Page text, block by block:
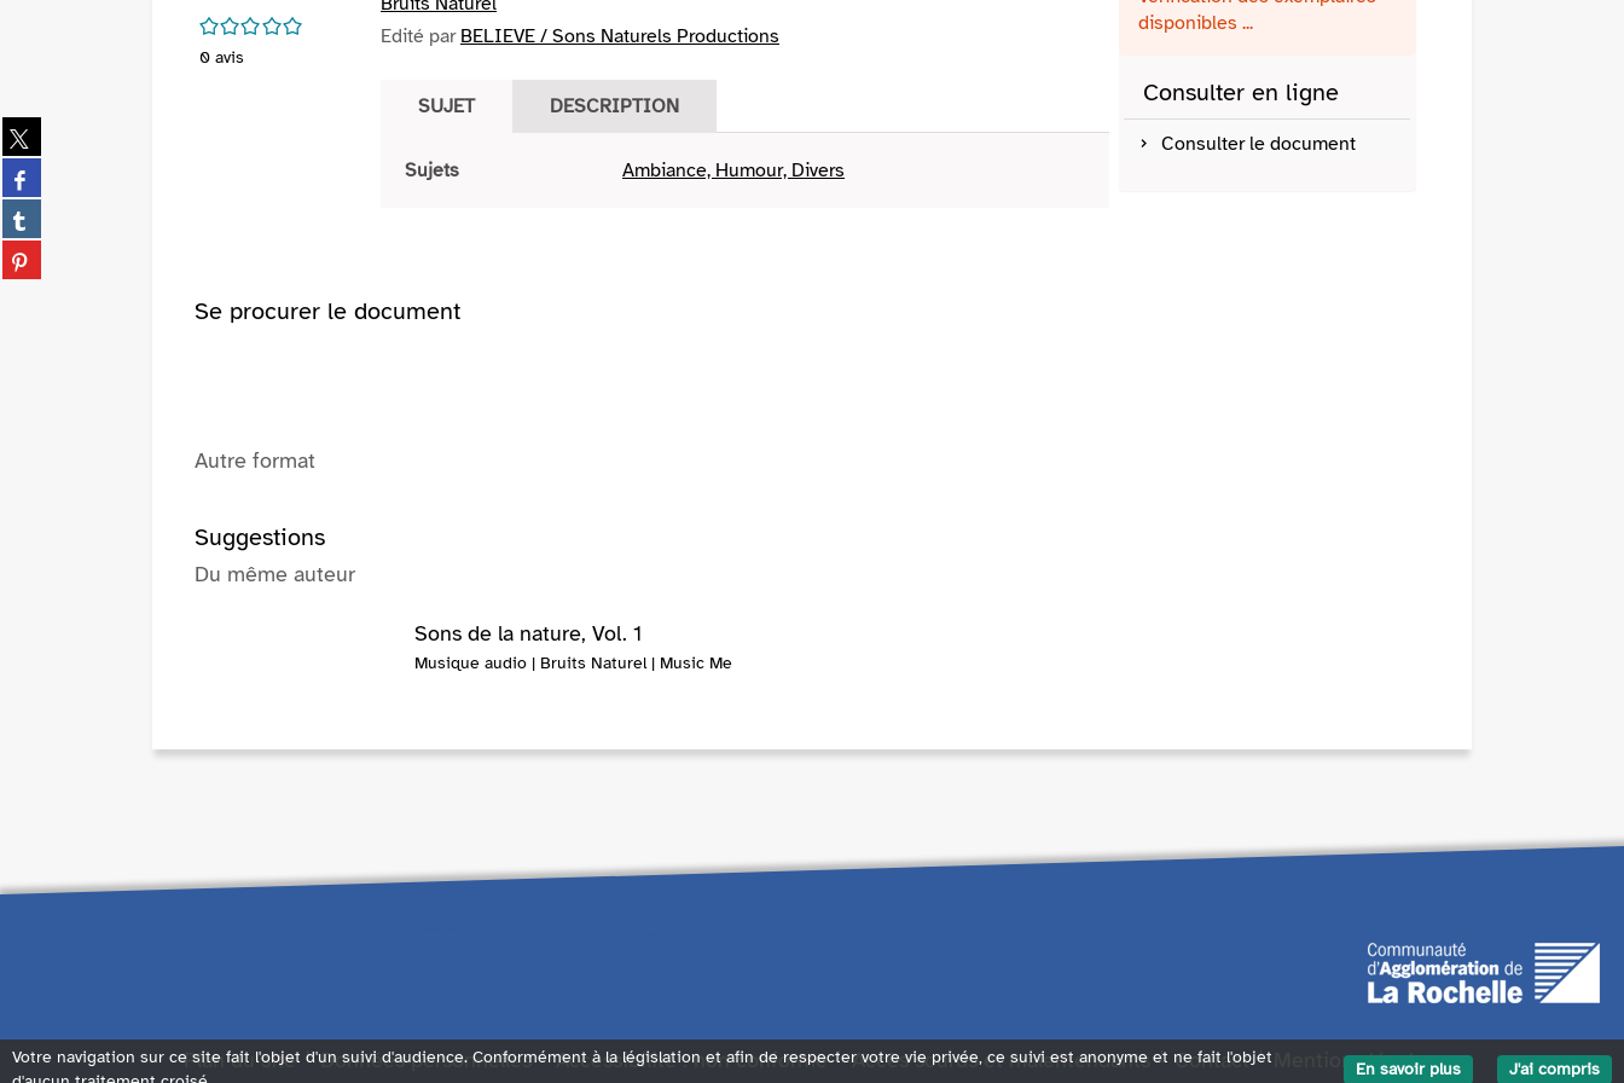
Partager
sur
twitter
(Nouvelle
fenêtre)
Partager
sur
facebook
(Nouvelle
fenêtre)
Partager
sur
tumblr
Partager
sur
/5
0 avis
Edité par BELIEVE / Sons Naturels Productions
SUJET DESCRIPTION
Sujets Ambiance, Humour, Divers
disponibles ...
Consulter en ligne
Consulter le document
Se procurer le document
Autre format
Suggestions
Du même auteur
Sons de la nature, Vol. 1
Musique audio | Bruits Naturel | Music Me
Plan du site Données personnelles Accessibilité : non conforme Accès sourds et malentendants Contact Mentions légales
Votre navigation sur ce site fait l'objet d'un suivi d'audience. Conformément à la législation et afin de respecter votre vie privée, ce suivi est anonyme et ne fait l'objet
En savoir plus J'ai compris